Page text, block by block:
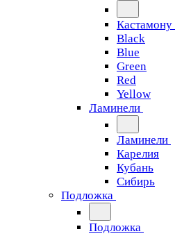
Кастамону
Black
Blue
Green
Red
Yellow
Ламинели
Ламинели
Карелия
Кубань
Сибирь
Подложка
Подложка